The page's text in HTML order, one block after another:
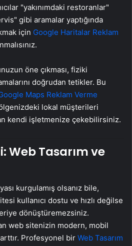
"yakınımdaki restoranlar"
gibi aramalar yaptığında
için Google Haritalar Reklam
öne çıkması, fiziki
doğrudan tetikler. Bu
Maps Reklam Verme
lokal müşterileri
kendi işletmenize çekebilirsiniz.
Web Tasarım ve
kurgulamış olsanız bile,
kullanıcı dostu ve hızlı değilse
dönüştüremezsiniz.
web sitenizin modern, mobil
Profesyonel bir Web Tasarım